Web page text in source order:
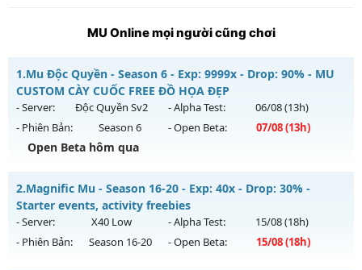
MU Online mọi người cũng chơi
1.Mu Độc Quyền - Season 6 - Exp: 9999x - Drop: 90% - MU
CUSTOM CÀY CUỐC FREE ĐỒ HỌA ĐẸP
- Server: Độc Quyền Sv2 - Alpha Test: 06/08(13h)
- Phiên Bản:
Season 6 - Open Beta: 07/08(13h)
Open Beta hôm qua
Mu Độc Quyền - MU CUSTOM CÀY CUỐC FREE ĐỒ HỌA ĐẸP
Mu mới ra tháng 08 2026 - Mở máy chủ
13h ngày 07/08/2626
Exp: 9999x - Drop: 90%
2.Magnific Mu - Season 16-20 - Exp: 40x - Drop: 30% -
Starter events, activity freebies
- Server: X40 Low - Alpha Test: 15/08(18h)
- Phiên Bản:
Season 16-20 - Open Beta: 15/08(18h)